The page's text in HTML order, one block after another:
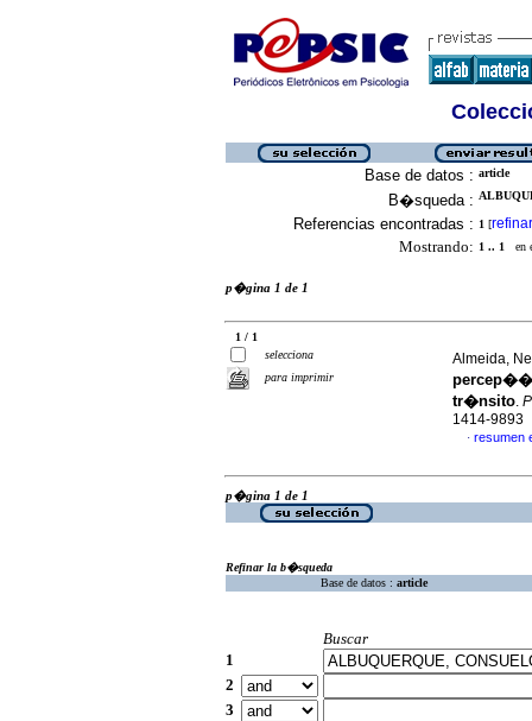
Base de datos : article
B�squeda :
Referencias encontradas : 1 [refinar
Mostrando: 1 .. 1 en
p�gina 1 de 1
1 / 1
selecciona
para imprimir
Almeida,
tr�nsito.
1414-9893
· resumen
p�gina 1 de 1
Refinar la b�squeda
Base de datos : article
Buscar
1
2
3